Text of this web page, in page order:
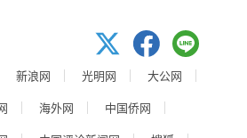
新浪网 光明网
大公网
海外网
中国侨网